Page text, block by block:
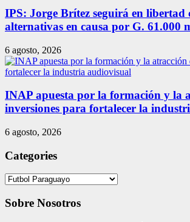
IPS: Jorge Brítez seguirá en libertad
alternativas en causa por G. 61.000
6 agosto, 2026
INAP apuesta por la formación y la
inversiones para fortalecer la
6 agosto, 2026
Categories
Categories
Sobre Nosotros